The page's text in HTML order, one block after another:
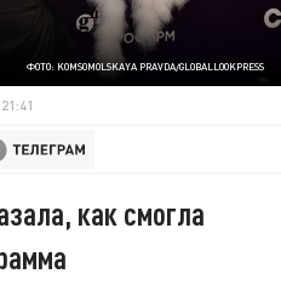
ФОТО: KOMSOMOLSKAYA PRAVDA/GLOBALLOOKPRESS
как смогла